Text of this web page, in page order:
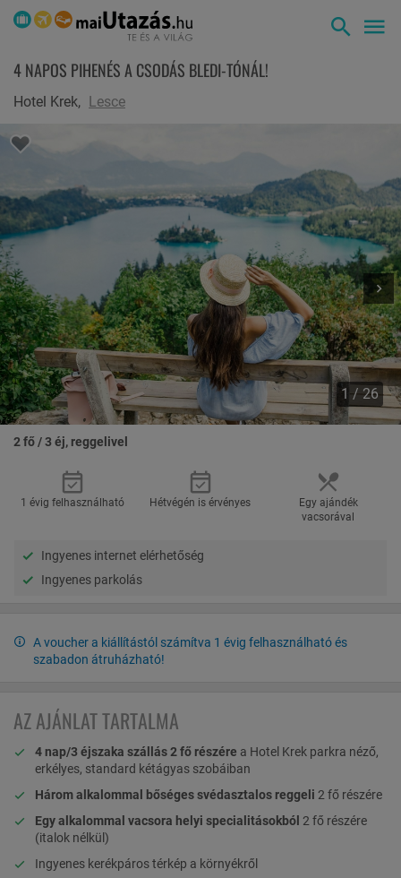
4 NAPOS PIHENÉS A CSODÁS BLEDI-TÓNÁL!
Hotel Krek, Lesce
1 / 26
2 fő / 3 éj, reggelivel
1 évig felhasználható Hétvégén is érvényes
Egy ajándék
vacsorával
Ingyenes internet elérhetőség
Ingyenes parkolás
A voucher a kiállítástól számítva 1 évig felhasználható és
szabadon átruházható!
AZ AJÁNLAT TARTALMA
4 nap/3 éjszaka szállás 2 fő részére a Hotel Krek parkra néző,
erkélyes, standard kétágyas szobáiban
Három alkalommal bőséges svédasztalos reggeli 2 fő részére
Egy alkalommal vacsora helyi specialitásokból 2 fő részére
(italok nélkül)
Ingyenes kerékpáros térkép a környékről